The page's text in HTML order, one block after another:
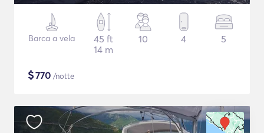
Barca a vela
45 ft
14 m
10 4 5
$770 /notte